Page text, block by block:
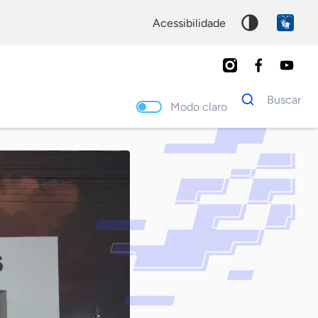
acessibilidade
Modo claro
Dados
para
Buscar
Palavra
chave